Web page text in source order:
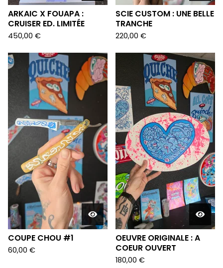
ARKAIC X FOUAPA :
CRUISER ED. LIMITÉE
450,00 €
SCIE CUSTOM : UNE BELLE
TRANCHE
220,00 €
COUPE CHOU #1
60,00 €
OEUVRE ORIGINALE : A
COEUR OUVERT
180,00 €